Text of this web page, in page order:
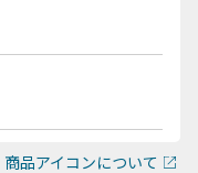
商品アイコンについて